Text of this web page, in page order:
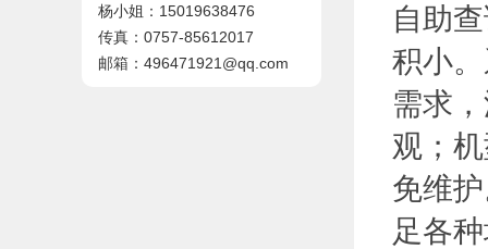
杨小姐：15019638476
传真：0757-85612017
邮箱：496471921@qq.com
自助
积小
需求
观；
免维
足各